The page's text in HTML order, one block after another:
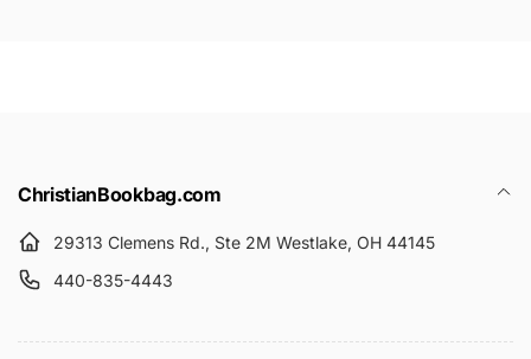
ChristianBookbag.com
29313 Clemens Rd., Ste 2M Westlake, OH 44145
440-835-4443